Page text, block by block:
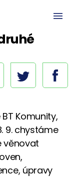
Komunity,
9. chystáme
věnovat
úpravy